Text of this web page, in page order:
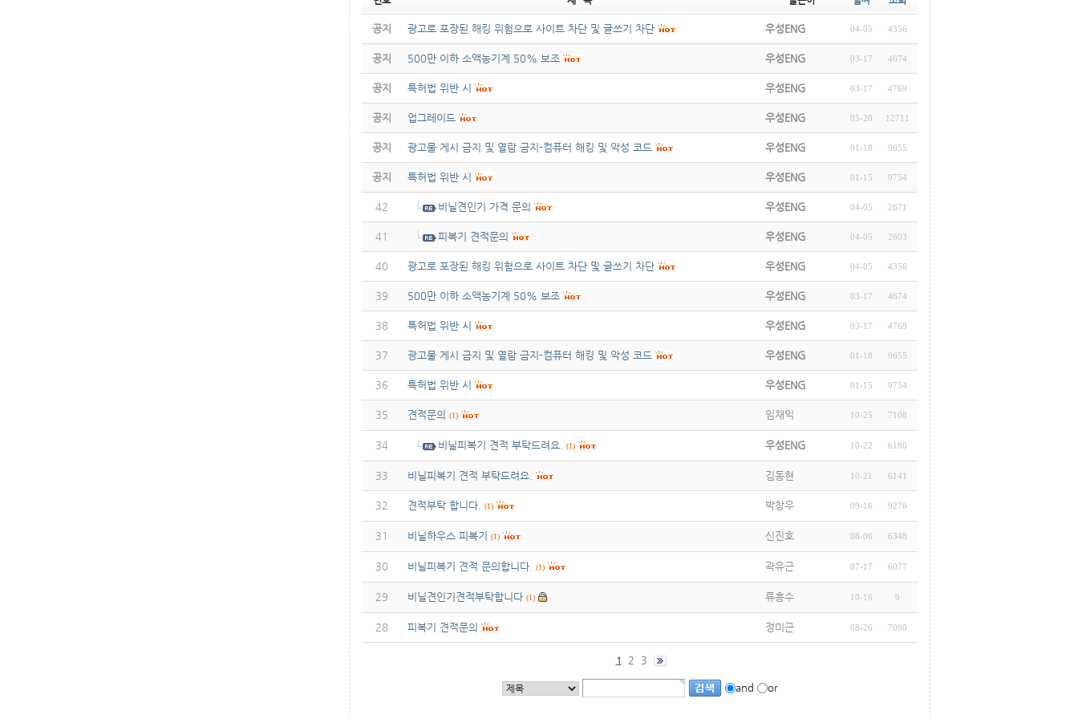
공지 광고로 포장된 해킹 위험으로 사이트 차단 및 글쓰기 차단 우성ENG 04-05 4356
공지 500만 이하 소액농기계 50% 보조 우성ENG 03-17 4674
공지 특허법 위반 시 우성ENG 03-17 4769
공지 업그레이드 우성ENG 05-20 12711
공지 광고물 게시 금지 및 열람 금지-컴퓨터 해킹 및 악성 코드 우성ENG 01-18 9655
공지 특허법 위반 시 우성ENG 01-15 9754
42 비닐견인기 가격 문의 우성ENG 04-05 2671
41 피복기 견적문의 우성ENG 04-05 2603
40 광고로 포장된 해킹 위험으로 사이트 차단 및 글쓰기 차단 우성ENG 04-05 4356
39 500만 이하 소액농기계 50% 보조 우성ENG 03-17 4674
38 특허법 위반 시 우성ENG 03-17 4769
37 광고물 게시 금지 및 열람 금지-컴퓨터 해킹 및 악성 코드 우성ENG 01-18 9655
36 특허법 위반 시 우성ENG 01-15 9754
35 견적문의 (1) 임채익 10-25 7108
34 비닐피복기 견적 부탁드려요. (1) 우성ENG 10-22 6180
33 비닐피복기 견적 부탁드려요. 김동현 10-21 6141
32 견적부탁 합니다. (1) 박창우 09-16 9276
31 비닐하우스 피복기 (1) 신진호 08-06 6348
30 비닐피복기 견적 문의합니다. (1) 곽유근 07-17 6077
29 비닐견인기견적부탁합니다 (1) 류흥수 10-16 9
28 피복기 견적문의 정미근 08-26 7090
1 2 3
and or